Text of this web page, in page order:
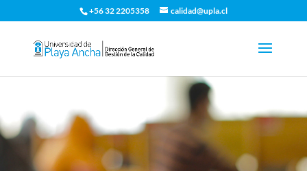
+56 32 2205358 calidad@upla.cl